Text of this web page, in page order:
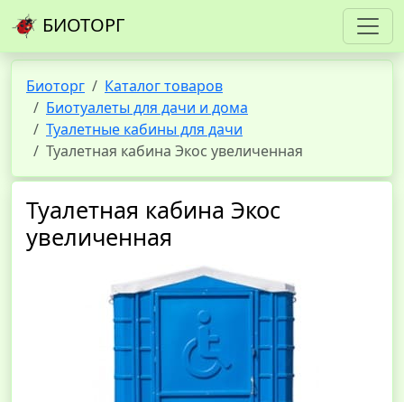
БИОТОРГ
Биоторг
Каталог товаров
Биотуалеты для дачи и дома
Туалетные кабины для дачи
Туалетная кабина Экос увеличенная
Туалетная кабина Экос
увеличенная